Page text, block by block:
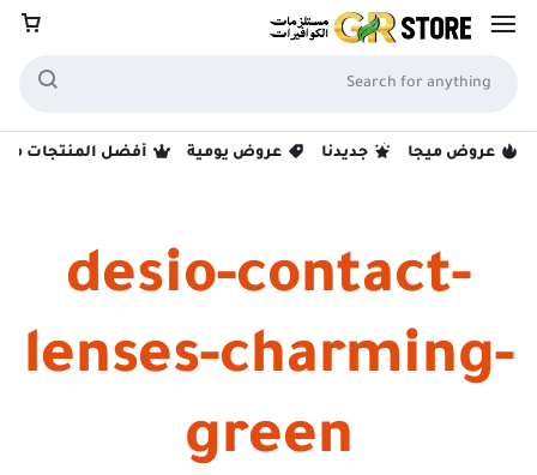
عروض ميجا جديدنا عروض يومية أفضل المنتجات
desio-contact-
lenses-charming-
green